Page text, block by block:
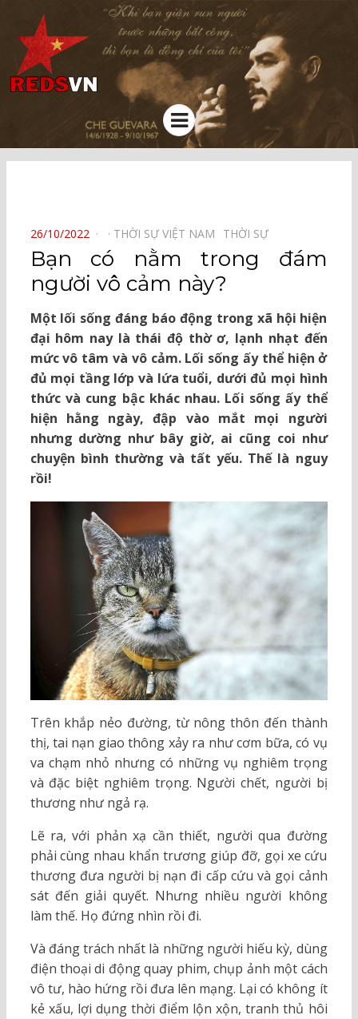
Kênh chia sẻ tri thức cộng đồng
Menu
POSTED
ON
26/10/2022 THỜI SỰ VIỆT NAM⠀ THỜI SỰ⠀
Bạn có nằm trong đám
người vô cảm này?
Một lối sống đáng báo động trong xã hội hiện
đại hôm nay là thái độ thờ ơ, lạnh nhạt đến
mức vô tâm và vô cảm. Lối sống ấy thể hiện ở
đủ mọi tầng lớp và lứa tuổi, dưới đủ mọi hình
thức và cung bậc khác nhau. Lối sống ấy thể
hiện hằng ngày, đập vào mắt mọi người
nhưng dường như bây giờ, ai cũng coi như
chuyện bình thường và tất yếu. Thế là nguy
rồi!
Trên khắp nẻo đường, từ nông thôn đến thành
thị, tai nạn giao thông xảy ra như cơm bữa, có vụ
va chạm nhỏ nhưng có những vụ nghiêm trọng
và đặc biệt nghiêm trọng. Người chết, người bị
thương như ngả rạ.
Lẽ ra, với phản xạ cần thiết, người qua đường
phải cùng nhau khẩn trương giúp đỡ, gọi xe cứu
thương đưa người bị nạn đi cấp cứu và gọi cảnh
sát đến giải quyết. Nhưng nhiều người không
làm thế. Họ đứng nhìn rồi đi.
Và đáng trách nhất là những người hiếu kỳ, dùng
điện thoại di động quay phim, chụp ảnh một cách
vô tư, hào hứng rồi đưa lên mạng. Lại có không ít
kẻ xấu, lợi dụng thời điểm lộn xộn, tranh thủ hôi